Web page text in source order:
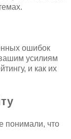
ошибок
усилиям
и как их
понимали, что